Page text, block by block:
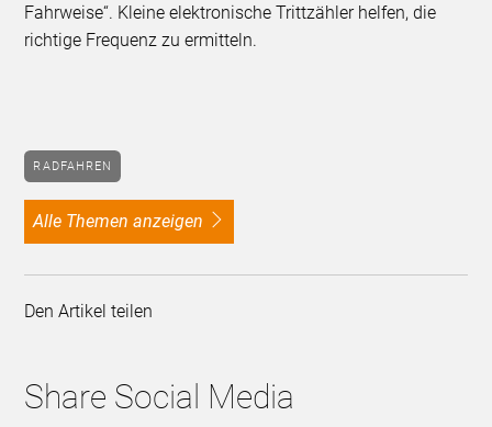
Fahrweise“. Kleine elektronische Trittzähler helfen, die
richtige Frequenz zu ermitteln.
RADFAHREN
alle Themen anzeigen
Den Artikel teilen
Share Social Media